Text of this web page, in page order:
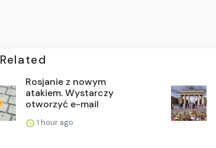
Related
Rosjanie z nowym
atakiem. Wystarczy
otworzyć e-mail
1 hour ago